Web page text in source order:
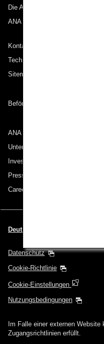
Die ANA Experience
ANA Mileage Club
Kontakt zu ANA
Technische Hilfe (Barrierefreiheit)
Sitemap
Beförderungsbedingungen
ANA Group
Unternehmen der ANA Group
Investor Relations
Pressemeldungen
Careers (English Only)
Deutsch | Österreich (Wählen
Datenschutz
Cookie-Richtlinie
Cookie-Einstellungen
Nutzungsbedingungen
Im Falle einer externen
Zugangsrichtlinien erfüllt.